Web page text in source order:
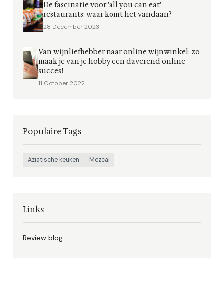
De fascinatie voor 'all you can eat'
restaurants: waar komt het vandaan?
28 December 2023
Van wijnliefhebber naar online wijnwinkel: zo
maak je van je hobby een daverend online
succes!
11 October 2022
Populaire Tags
Aziatische keuken Mezcal
Links
Review blog